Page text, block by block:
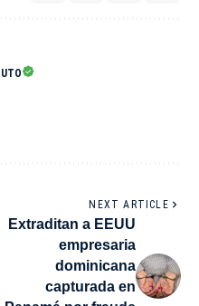
NEXT ARTICLE
Extraditan a EEUU
empresaria
dominicana
capturada en